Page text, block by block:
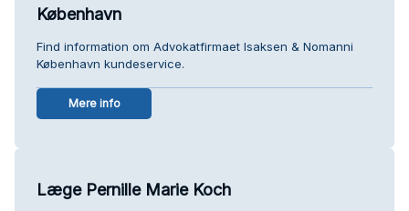
København
Find information om Advokatfirmaet Isaksen & Nomanni
København kundeservice.
Mere info
Læge Pernille Marie Koch